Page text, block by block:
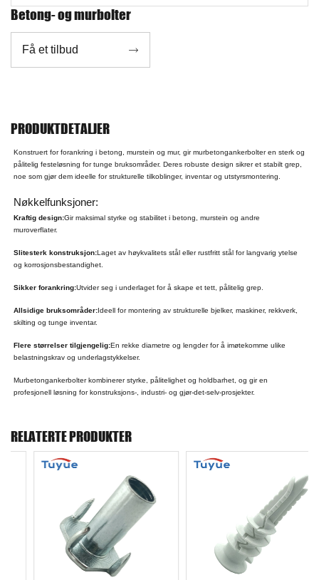
Betong- og murbolter
Få et tilbud 
PRODUKTDETALJER
Konstruert for forankring i betong, murstein og mur, gir murbetongankerbolter en sterk og
pålitelig festeløsning for tunge bruksområder. Deres robuste design sikrer et stabilt grep,
noe som gjør dem ideelle for strukturelle tilkoblinger, inventar og utstyrsmontering.
Nøkkelfunksjoner:
Kraftig design:Gir maksimal styrke og stabilitet i betong, murstein og andre
muroverflater.
Slitesterk konstruksjon:Laget av høykvalitets stål eller rustfritt stål for langvarig ytelse
og korrosjonsbestandighet.
Sikker forankring:Utvider seg i underlaget for å skape et tett, pålitelig grep.
Allsidige bruksområder:Ideell for montering av strukturelle bjelker, maskiner, rekkverk,
skilting og tunge inventar.
Flere størrelser tilgjengelig:En rekke diametre og lengder for å imøtekomme ulike
belastningskrav og underlagstykkelser.
Murbetongankerbolter kombinerer styrke, pålitelighet og holdbarhet, og gir en
profesjonell løsning for konstruksjons-, industri- og gjør-det-selv-prosjekter.
RELATERTE PRODUKTER